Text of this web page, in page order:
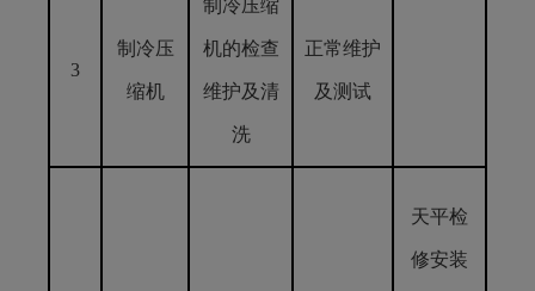
3
制冷压
缩机
制冷压缩
机的检查
维护及清
洗
正常维护
及测试
天平检
修安装